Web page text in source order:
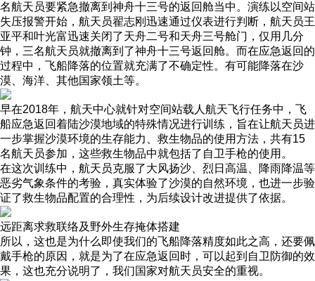
名航天员要紧急撤离到神舟十三号的返回舱当中。演练以空间站
失压报警开始，航天员翟志刚迅速通过仪表进行判断，航天员王
亚平和叶光富迅速关闭了天舟二号和天舟三号舱门，仅用几分
钟，三名航天员就撤离到了神舟十三号返回舱。而在应急返回的
过程中，飞船降落的位置就充满了不确定性。有可能降落在沙
漠、海洋、其他国家领土等。
早在2018年，航天中心就针对空间站载人航天飞行任务中，飞
船应急返回着陆沙漠地域的特殊情况进行训练，旨在让航天员进
一步掌握沙漠环境的生存能力、救生物品的使用方法，共有15
名航天员参加，这些救生物品中就包括了自卫手枪的使用。
在这次训练中，航天员克服了大风扬沙、烈日高温、降雨降温等
恶劣气象条件的考验，真实体验了沙漠的自然环境，也进一步验
证了救生物品配置的合理性，为后续设计改进提供了依据。
远距离求救联络及野外生存掩体搭建
所以，这也是为什么即使我们的飞船降落精度如此之高，还要佩
戴手枪的原因，就是为了在应急返回时，可以起到自卫防御的效
果，这也充分说明了，我们国家对航天员安全的重视。